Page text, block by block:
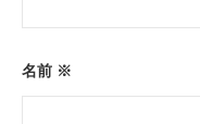
名前 ※